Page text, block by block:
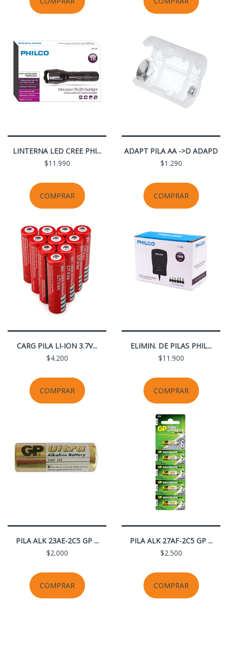
LINTERNA LED CREE PHI...
$11.990
COMPRAR
ADAPT PILA AA ->D ADAPD
$1.290
COMPRAR
CARG PILA LI-ION 3.7V...
$4.200
COMPRAR
ELIMIN. DE PILAS PHIL...
$11.900
COMPRAR
PILA ALK 23AE-2C5 GP ...
$2.000
COMPRAR
PILA ALK 27AF-2C5 GP ...
$2.500
COMPRAR